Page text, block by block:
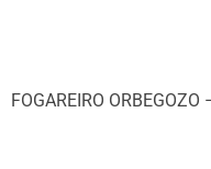
FOGAREIRO ORBEGOZO